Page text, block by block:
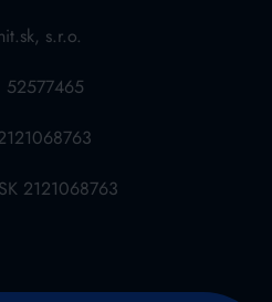
s.r.o.
52577465
2121068763